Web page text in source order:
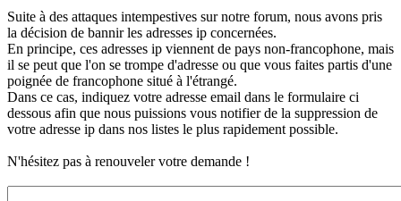
Suite à des attaques intempestives sur notre forum, nous avons pris
la décision de bannir les adresses ip concernées.
En principe, ces adresses ip viennent de pays non-francophone, mais
il se peut que l'on se trompe d'adresse ou que vous faites partis d'une
poignée de francophone situé à l'étrangé.
Dans ce cas, indiquez votre adresse email dans le formulaire ci
dessous afin que nous puissions vous notifier de la suppression de
votre adresse ip dans nos listes le plus rapidement possible.
N'hésitez pas à renouveler votre demande !